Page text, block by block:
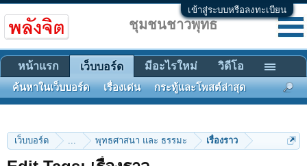
เข้าสู่ระบบหรือลงทะเบียน
เว็บบอร์ด ... พุทธศาสนา และ ธรรมะ เรื่องราว
ชุมชนชาวพุทธ
หน้าแรก เว็บบอร์ด
ค้นหาในเว็บบอร์ด เรื่องเด่น กระทู้และโพสต์ล่าสุด
มีอะไรใหม่ วิดีโอ